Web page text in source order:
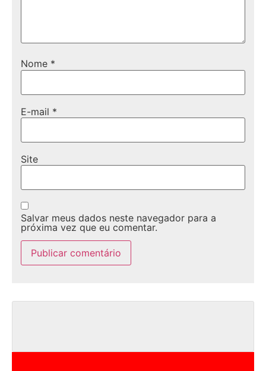
Nome *
E-mail *
Site
Salvar meus dados neste navegador para a
próxima vez que eu comentar.